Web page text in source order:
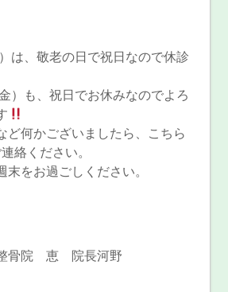
は、敬老の日で祝日なので休診
）も、祝日でお休みなのでよろ
ど何かございましたら、こちら
絡ください。
末をお過ごしください。
骨院 恵 院長河野